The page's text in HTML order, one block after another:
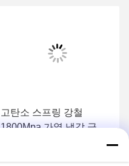
고탄소 스프링 강철
1800Mpa 가열 냉각 금속